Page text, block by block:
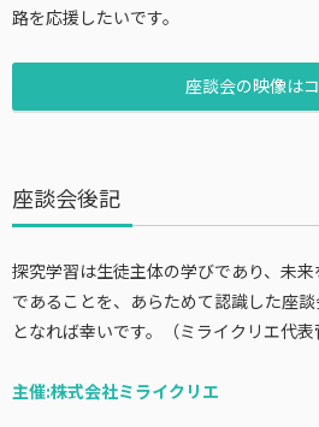
路を応援したいです。
座談会の映像は
座談会後記
探究学習は生徒主体の学びであり、未
であることを、あらためて認識した座
となれば幸いです。（ミライクリエ代表
主催:株式会社ミライクリエ